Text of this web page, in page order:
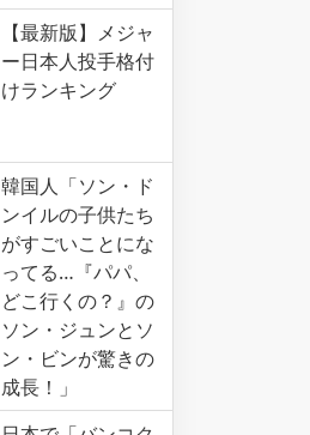
【最新版】メジャ
ー日本人投手格付
けランキング
韓国人「ソン・ド
ンイルの子供たち
がすごいことにな
ってる…『パパ、
どこ行くの？』の
ソン・ジュンとソ
ン・ビンが驚きの
成長！」